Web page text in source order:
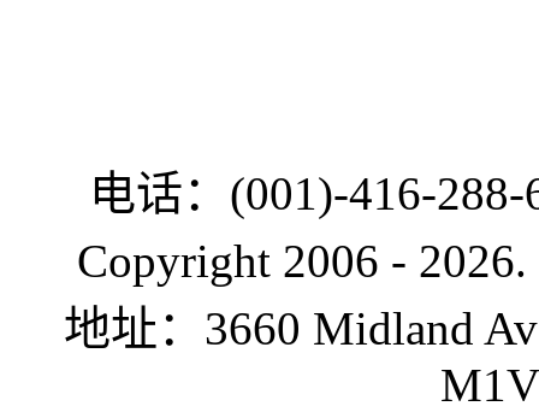
电话：(001)-416-
Copyright 2006 -
地址：3660 Midland